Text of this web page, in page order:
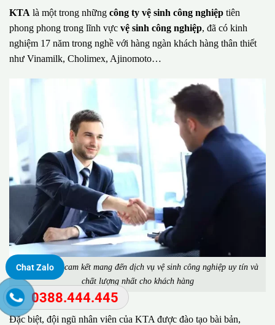
KTA là một trong những công ty vệ sinh công nghiệp tiên
phong phong trong lĩnh vực vệ sinh công nghiệp, đã có kinh
nghiệm 17 năm trong nghề với hàng ngàn khách hàng thân thiết
như Vinamilk, Cholimex, Ajinomoto…
Công ty KTA cam kết mang đến dịch vụ vệ sinh công nghiệp uy tín và
chất lượng nhất cho khách hàng
Đặc biệt, đội ngũ nhân viên của KTA được đào tạo bài bản,
Chat Zalo
0388.444.445